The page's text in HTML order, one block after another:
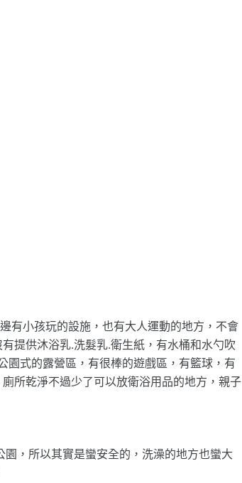
有小孩玩的設施，也有大人運動的地方，不會
提供沐浴乳.洗髮乳.衛生紙，有水桶和水勺吹
式的露營區，有很棒的遊戲區，有籃球，有
所乾淨不過少了可以放衛浴用品的地方，親子
，所以其實是蠻安全的，洗澡的地方也蠻大